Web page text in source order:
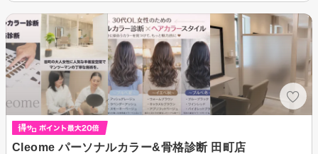
Cleome パーソナルカラー&骨格診断 田町店